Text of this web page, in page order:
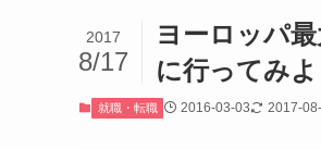
ヨーロッパ
に行ってみよ
2017
8/17
就職・転職 2016-03-03 2017-